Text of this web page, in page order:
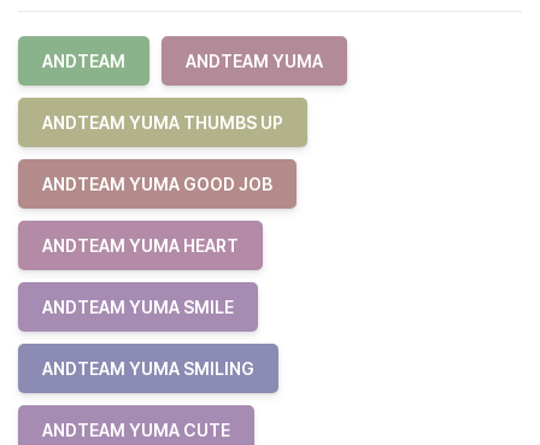
ANDTEAM ANDTEAM YUMA
ANDTEAM YUMA THUMBS UP
ANDTEAM YUMA GOOD JOB
ANDTEAM YUMA HEART
ANDTEAM YUMA SMILE
ANDTEAM YUMA SMILING
ANDTEAM YUMA CUTE